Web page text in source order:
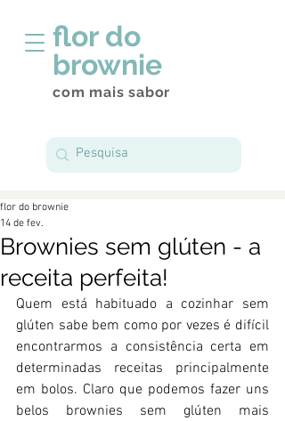
flor do
brownie
com mais sabor
Brownies sem glúten - a
receita perfeita!
flor do brownie
14 de fev.
Quem está habituado a cozinhar sem
glúten sabe bem como por vezes é difícil
encontrarmos a consistência certa em
determinadas receitas principalmente
em bolos. Claro que podemos fazer uns
belos brownies sem glúten mais